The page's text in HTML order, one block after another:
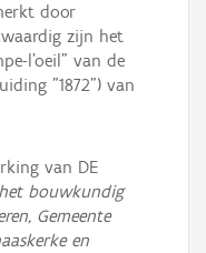
door
zijn het
l'oeil" van de
"1872") van
van DE
bouwkundig
Gemeente
en